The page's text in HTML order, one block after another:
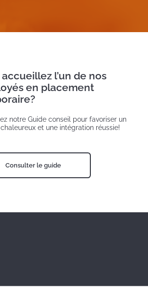
l’un de nos
en placement
notre Guide conseil pour favoriser un
et une intégration réussie!
Consulter le guide